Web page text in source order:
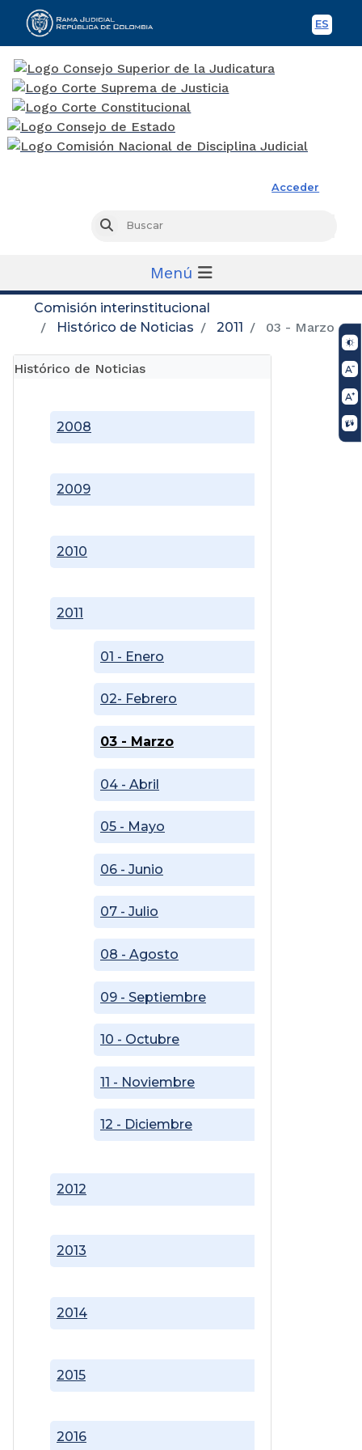
ES
Acceder
Buscar
Menú
Comisión interinstitucional
Histórico de Noticias
2011 03 - Marzo
Histórico de Noticias
2008
2009
2010
2011
01 - Enero
02- Febrero
03 - Marzo
04 - Abril
05 - Mayo
06 - Junio
07 - Julio
08 - Agosto
09 - Septiembre
10 - Octubre
11 - Noviembre
12 - Diciembre
2012
2013
2014
2015
2016